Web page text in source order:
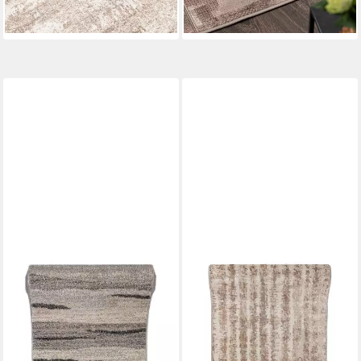
-78%
lieferbar - in 6-7 Werktagen bei dir
-30%
lieferbar - in 6-7 Werktagen bei dir